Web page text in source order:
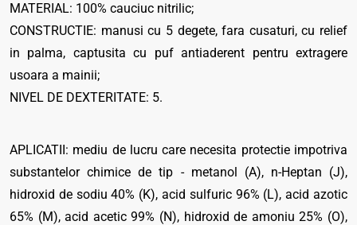
MATERIAL: 100% cauciuc nitrilic;
CONSTRUCTIE: manusi cu 5 degete, fara cusaturi, cu relief
in palma, captusita cu puf antiaderent pentru extragere
usoara a mainii;
NIVEL DE DEXTERITATE: 5.
APLICATII: mediu de lucru care necesita protectie impotriva
substantelor chimice de tip - metanol (A), n-Heptan (J),
hidroxid de sodiu 40% (K), acid sulfuric 96% (L), acid azotic
65% (M), acid acetic 99% (N), hidroxid de amoniu 25% (O),